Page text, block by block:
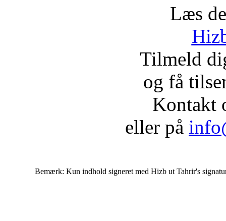
Læs
Tilmeld
og få
Kontakt
eller på
Bemærk: Kun indhold signeret med Hizb ut Tahrir's